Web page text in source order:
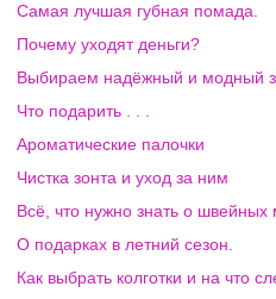
Самая лучшая губная помада.
Почему уходят деньги?
Выбираем надёжный и модный
Что подарить . . .
Ароматические палочки
Чистка зонта и уход за ним
Всё, что нужно знать о швейных
О подарках в летний сезон.
Как выбрать колготки и на что